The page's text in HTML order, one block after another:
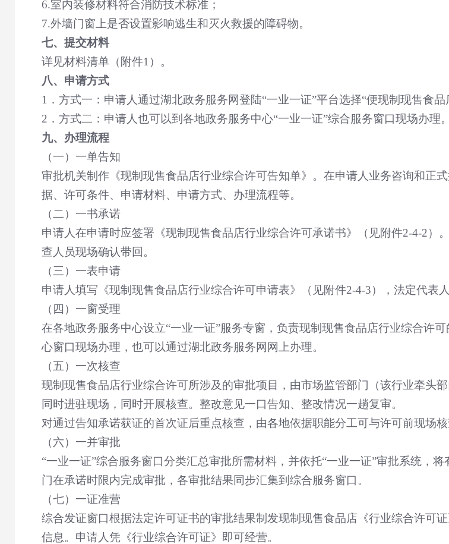
6.室内装修材料符合消防技术标准；
7.外墙门窗上是否设置影响逃生和灭火救援的障碍物。
七、提交材料
详见材料清单（附件1 ）。
八、申请方式
1 ．方式一：申请人通过湖北政务服务网登陆“一业一证”平台选择“便现制现售食品
2 ．方式二：申请人也可以到各地政务服务中心“一业一证”综合服务窗口现场办理。
九、办理流程
（一）一单告知
审批机关制作《现制现售食品店行业综合许可告知单》。在申请人业务咨询和正
据、许可条件、申请材料、申请方式、办理流程等。
（二）一书承诺
申请人在申请时应签署《现制现售食品店行业综合许可承诺书》（见附件2-4-2）
查人员现场确认带回。
（三）一表申请
申请人填写《现制现售食品店行业综合许可申请表》（见附件2-4-3），法定代表
（四）一窗受理
在各地政务服务中心设立“一业一证”服务专窗，负责现制现售食品店行业综合许
心窗口现场办理，也可以通过湖北政务服务网网上办理。
（五）一次核查
现制现售食品店行业综合许可所涉及的审批项目，由市场监管部门（该行业牵头
同时进驻现场，同时开展核查。整改意见一口告知、整改情况一趟复审。
对通过告知承诺获证的首次证后重点核查，由各地依据职能分工可与许可前现场核
（六）一并审批
“一业一证”综合服务窗口分类汇总审批所需材料，并依托“一业一证”审批系统，将
门在承诺时限内完成审批，各审批结果同步汇集到综合服务窗口。
（七）一证准营
综合发证窗口根据法定许可证书的审批结果制发现制现售食品店《行业综合许可
信息。申请人凭《行业综合许可证》即可经营。